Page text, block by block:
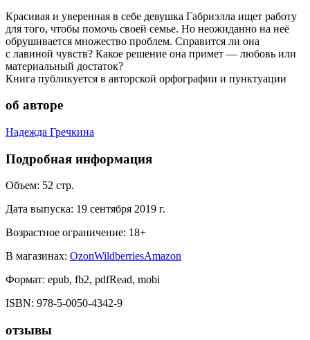
Красивая и уверенная в себе девушка Габриэлла ищет работу
для того, чтобы помочь своей семье. Но неожиданно на неё
обрушивается множество проблем. Справится ли она
с лавиной чувств? Какое решение она примет — любовь или
материальный достаток?
Книга публикуется в авторской орфографии и пунктуации
об авторе
Надежда Гречкина
Подробная информация
Объем: 52 стр.
Дата выпуска: 19 сентября 2019 г.
Возрастное ограничение: 18+
В магазинах: OzonWildberriesAmazon
Формат: epub, fb2, pdfRead, mobi
ISBN: 978-5-0050-4342-9
отзывы